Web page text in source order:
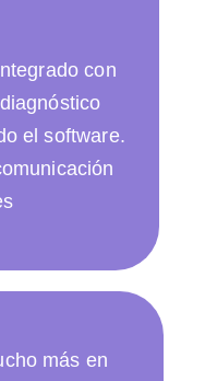
con
el software.
más en